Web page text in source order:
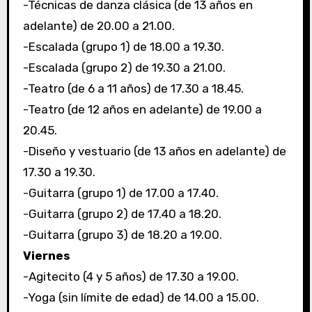
-Técnicas de danza clásica (de 13 años en
adelante) de 20.00 a 21.00.
-Escalada (grupo 1) de 18.00 a 19.30.
-Escalada (grupo 2) de 19.30 a 21.00.
-Teatro (de 6 a 11 años) de 17.30 a 18.45.
-Teatro (de 12 años en adelante) de 19.00 a
20.45.
-Diseño y vestuario (de 13 años en adelante) de
17.30 a 19.30.
-Guitarra (grupo 1) de 17.00 a 17.40.
-Guitarra (grupo 2) de 17.40 a 18.20.
-Guitarra (grupo 3) de 18.20 a 19.00.
Viernes
-Agitecito (4 y 5 años) de 17.30 a 19.00.
-Yoga (sin límite de edad) de 14.00 a 15.00.